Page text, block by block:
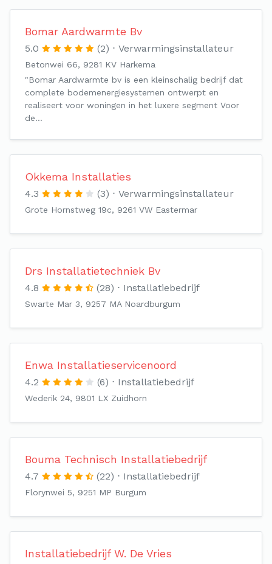
Bomar Aardwarmte Bv
5.0 (2) Verwarmingsinstallateur
Betonwei 66, 9281 KV Harkema
"Bomar Aardwarmte bv is een kleinschalig bedrijf dat
complete bodemenergiesystemen ontwerpt en
realiseert voor woningen in het luxere segment Voor
de…
Okkema Installaties
4.3 (3) Verwarmingsinstallateur
Grote Hornstweg 19c, 9261 VW Eastermar
Drs Installatietechniek Bv
4.8 (28) Installatiebedrijf
Swarte Mar 3, 9257 MA Noardburgum
Enwa Installatieservicenoord
4.2 (6) Installatiebedrijf
Wederik 24, 9801 LX Zuidhorn
Bouma Technisch Installatiebedrijf
4.7 (22) Installatiebedrijf
Florynwei 5, 9251 MP Burgum
Installatiebedrijf W. De Vries